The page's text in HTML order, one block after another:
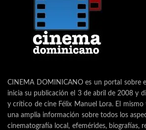
CINEMA DOMINICANO es un portal sobre
inicia su publicación el 3 de abril de 2008 y
y crítico de cine Félix Manuel Lora. El
una amplia información sobre todos los
cinematografía local, efemérides, biografías,